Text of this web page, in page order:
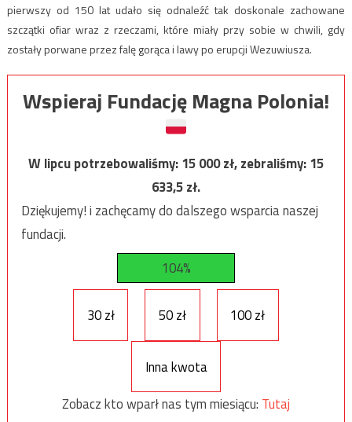
pierwszy od 150 lat udało się odnaleźć tak doskonale zachowane
szczątki ofiar wraz z rzeczami, które miały przy sobie w chwili, gdy
zostały porwane przez falę gorąca i lawy po erupcji Wezuwiusza.
Wspieraj Fundację Magna Polonia!
W lipcu potrzebowaliśmy:15 000zł, zebraliśmy:15
633,5zł.
Dziękujemy! i zachęcamy do dalszego wsparcia naszej
fundacji.
104%
30 zł 50 zł 100 zł
Inna kwota
Zobacz kto wparł nas tym miesiącu: Tutaj